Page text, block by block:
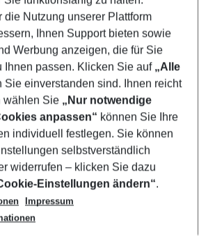
Filter anzeigen
ändern
die Nutzung unserer Plattform
Ihnen Support bieten sowie
Werbung anzeigen, die für Sie
Ihnen passen. Klicken Sie auf „Alle
Sie einverstanden sind. Ihnen reicht
wählen Sie „Nur notwendige
anpassen“ können Sie Ihre
individuell festlegen. Sie können
selbstverständlich
widerrufen – klicken Sie dazu
Einstellungen ändern“.
Impressum